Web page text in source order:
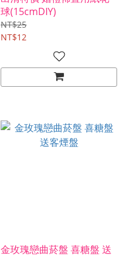
球(15cmDIY)
NT$25
NT$12
金玫瑰戀曲菸盤 喜糖盤 送